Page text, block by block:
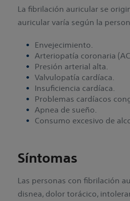
La fibrilación auricular se
auricular varía según la
Envejecimiento.
Arteriopatía coronaria
Presión arterial alta.
Valvulopatía cardíaca.
Insuficiencia cardíaca.
Problemas cardíacos
Apnea de sueño.
Consumo excesivo de
Síntomas
Las personas con fibrilación
disnea, dolor torácico,